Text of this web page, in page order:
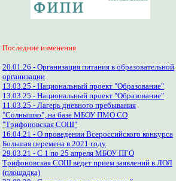
Последние изменения
20.01.26 - Организация питания в образовательной
организации
13.03.25 - Национальный проект "Образование"
13.03.25 - Национальный проект "Образование"
11.03.25 - Лагерь дневного пребывания
"Солнышко", на базе МБОУ ПМО СО
"Трифоновская СОШ"
16.04.21 - О проведении Всероссийского конкурса
Большая перемена в 2021 году
29.03.21 - С 1 по 25 апреля МБОУ ПГО
Трифоновская СОШ ведет прием заявлений в ЛОЛ
(площадка)